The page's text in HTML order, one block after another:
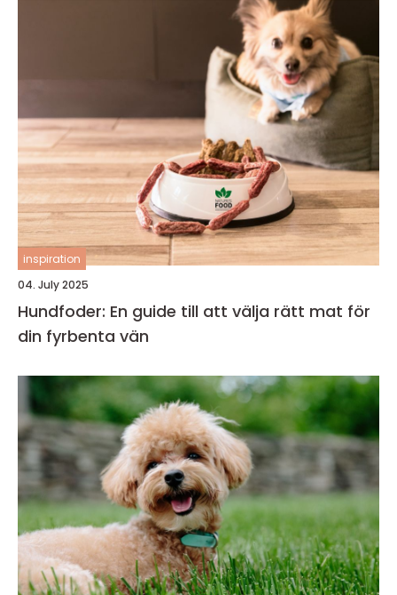
inspiration
04. July 2025
Hundfoder: En guide till att välja rätt mat för
din fyrbenta vän